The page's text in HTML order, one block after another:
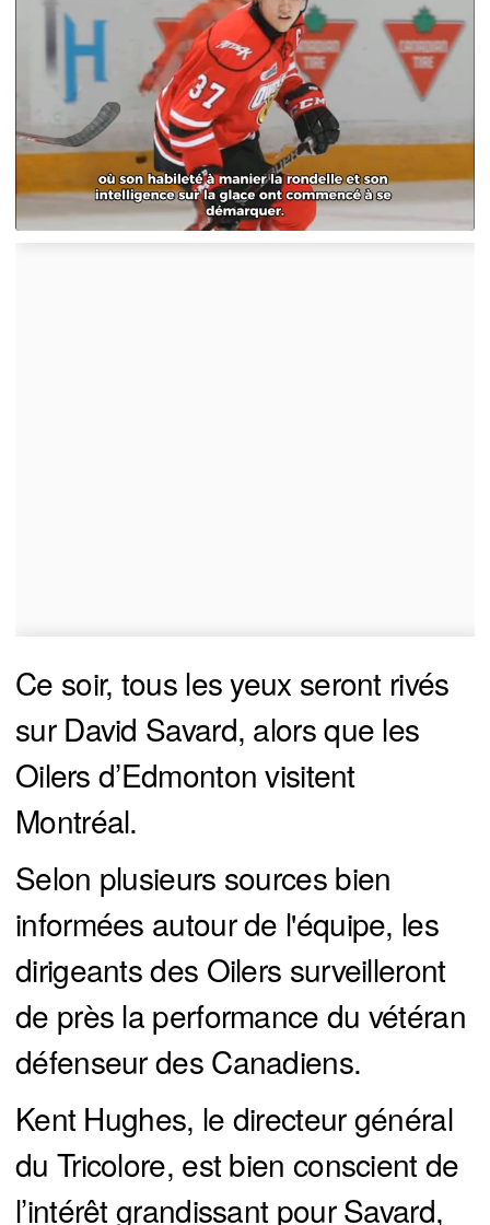
Ce soir, tous les yeux seront rivés
sur David Savard, alors que les
Oilers d’Edmonton visitent
Montréal.
Selon plusieurs sources bien
informées autour de l'équipe, les
dirigeants des Oilers surveilleront
de près la performance du vétéran
défenseur des Canadiens.
Kent Hughes, le directeur général
du Tricolore, est bien conscient de
l’intérêt grandissant pour Savard,